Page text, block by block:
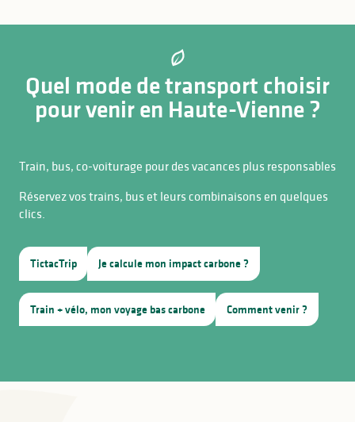
de dernière minute ou simplement un havre de
Lire la suite
Quel mode de transport choisir
pour venir en Haute-Vienne ?
Train, bus, co-voiturage pour des vacances plus responsables
Réservez vos trains, bus et leurs combinaisons en quelques
clics.
TictacTrip Je calcule mon impact carbone ?
Train + vélo, mon voyage bas carbone Comment venir ?